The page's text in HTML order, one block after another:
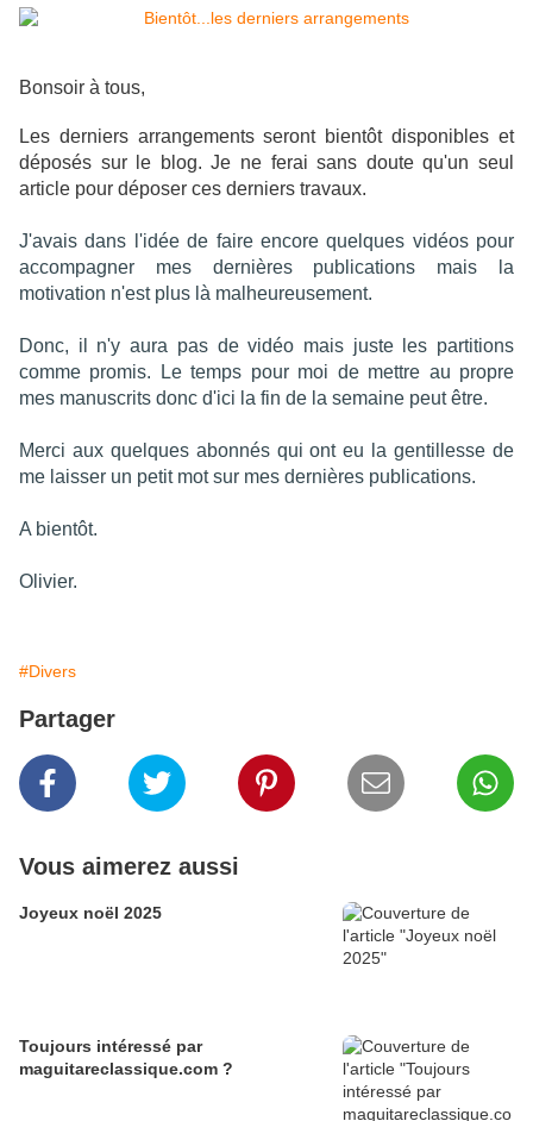
Bonsoir à tous,
Les derniers arrangements seront bientôt disponibles et
déposés sur le blog. Je ne ferai sans doute qu'un seul
article pour déposer ces derniers travaux.
J'avais dans l'idée de faire encore quelques vidéos pour
accompagner mes dernières publications mais la
motivation n'est plus là malheureusement.
Donc, il n'y aura pas de vidéo mais juste les partitions
comme promis. Le temps pour moi de mettre au propre
mes manuscrits donc d'ici la fin de la semaine peut être.
Merci aux quelques abonnés qui ont eu la gentillesse de
me laisser un petit mot sur mes dernières publications.
A bientôt.
Olivier.
#Divers
Partager
Vous aimerez aussi
Joyeux noël 2025
Toujours intéressé par
maguitareclassique.com ?